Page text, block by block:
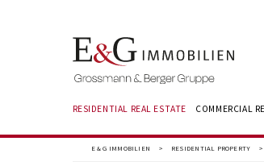
RESIDENTIAL REAL ESTATE COMMERCIAL
E & G IMMOBILIEN > RESIDENTIAL PROPERTY >